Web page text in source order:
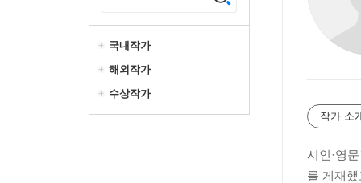
국내작가
해외작가
수상작가
작가 소
시인·영
를 게재